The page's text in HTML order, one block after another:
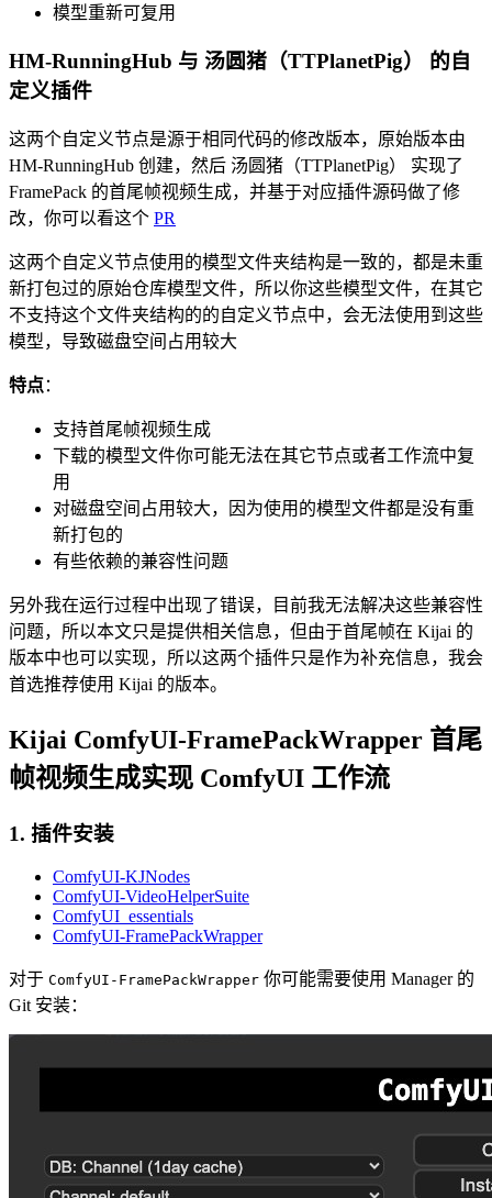
模型重新可复用
HM-RunningHub 与 汤圆猪（TTPlanetPig） 的自
定义插件
这两个自定义节点是源于相同代码的修改版本，原始版本由
HM-RunningHub 创建，然后 汤圆猪（TTPlanetPig） 实现了
FramePack 的首尾帧视频生成，并基于对应插件源码做了修
改，你可以看这个 PR
这两个自定义节点使用的模型文件夹结构是一致的，都是未重
新打包过的原始仓库模型文件，所以你这些模型文件，在其它
不支持这个文件夹结构的的自定义节点中，会无法使用到这些
模型，导致磁盘空间占用较大
特点：
支持首尾帧视频生成
下载的模型文件你可能无法在其它节点或者工作流中复
用
对磁盘空间占用较大，因为使用的模型文件都是没有重
新打包的
有些依赖的兼容性问题
另外我在运行过程中出现了错误，目前我无法解决这些兼容性
问题，所以本文只是提供相关信息，但由于首尾帧在 Kijai 的
版本中也可以实现，所以这两个插件只是作为补充信息，我会
首选推荐使用 Kijai 的版本。
Kijai ComfyUI-FramePackWrapper 首尾
帧视频生成实现 ComfyUI 工作流
1. 插件安装
ComfyUI-KJNodes
ComfyUI-VideoHelperSuite
ComfyUI_essentials
ComfyUI-FramePackWrapper
对于 ComfyUI-FramePackWrapper 你可能需要使用 Manager 的
Git 安装：